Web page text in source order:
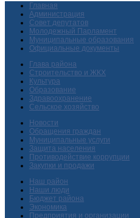
Главная
Администрация
Совет депутатов
Молодежный Парламент
Муниципальные образования
Официальные документы
Глава района
Строительство и ЖКХ
Культура
Образование
Здравоохранение
Сельское хозяйство
Новости
Обращения граждан
Муниципальные услуги
Защита населения
Противодействие коррупции
Закупки и продажи
Наш район
Наши люди
Бюджет района
Экономика
Предприятия и организации